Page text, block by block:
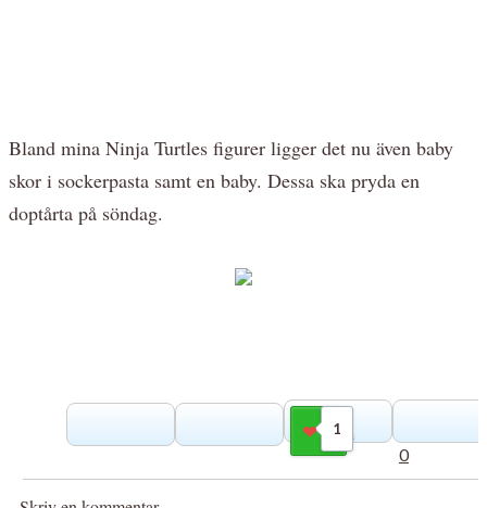
Bland mina Ninja Turtles figurer ligger det nu även baby
skor i sockerpasta samt en baby. Dessa ska pryda en
doptårta på söndag.
1
Gilla
0